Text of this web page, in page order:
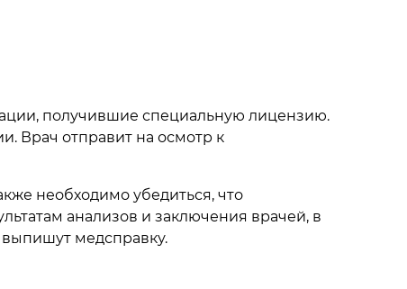
получившие специальную лицензию.
Врач отправит на осмотр к
необходимо убедиться, что
анализов и заключения врачей, в
выпишут медсправку.